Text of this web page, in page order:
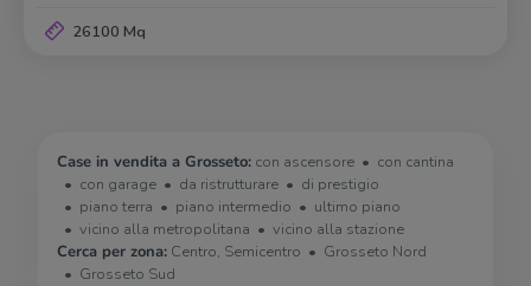
26100 Mq
Case in vendita a Grosseto: con ascensore
con cantina
con garage
da ristrutturare
di prestigio
piano terra
piano intermedio
ultimo piano
vicino alla metropolitana
vicino alla stazione
Cerca per zona: Centro, Semicentro
Grosseto Nord
Grosseto Sud